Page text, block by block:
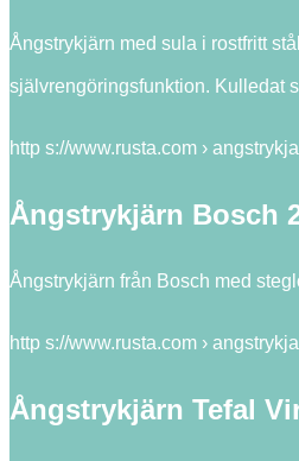
Ångstrykjärn med sula i rostfritt
självrengöringsfunktion. Kulledat
http s://www.rusta.com ›
Ångstrykjärn Bosch
Ångstrykjärn från Bosch med
http s://www.rusta.com ›
Ångstrykjärn Tefal